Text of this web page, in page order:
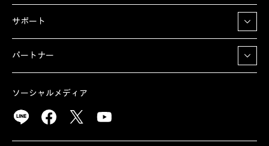
サポート
パートナー
ソーシャルメディア